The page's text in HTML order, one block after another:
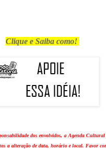
Clique e Saiba como!
dos envolvidos, a Agenda
a alteração de data, horário e local. Favor